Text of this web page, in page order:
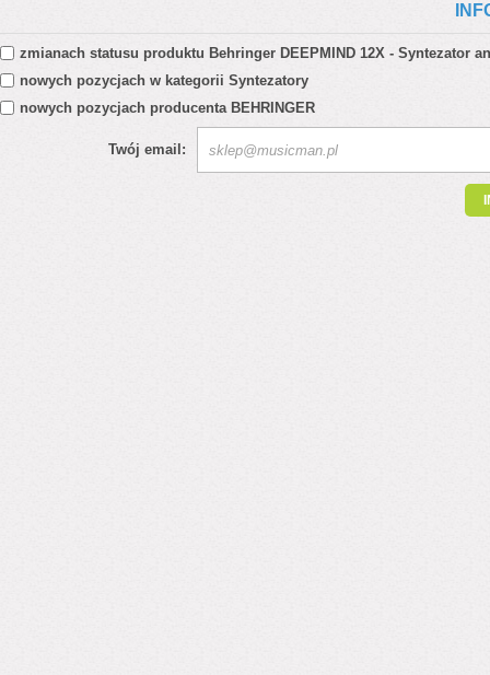
zmianach statusu produktu Behringer DEEPMIND 12X - Syntezator
nowych pozycjach w kategorii Syntezatory
nowych pozycjach producenta BEHRINGER
Twój email: